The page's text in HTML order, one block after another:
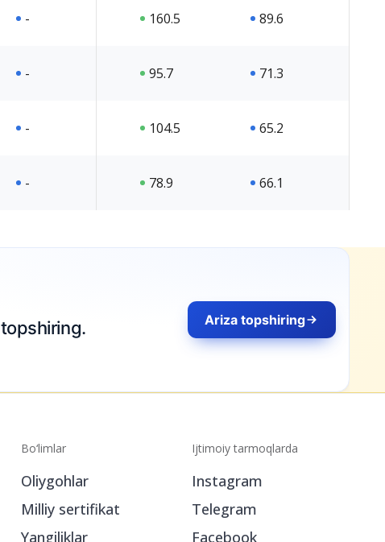
- 160.5 89.6
- 95.7 71.3
- 104.5 65.2
- 78.9 66.1
Ariza topshiring
Bo‘limlar
Oliygohlar
Milliy sertifikat
Yangiliklar
Ijtimoiy tarmoqlarda
Instagram
Telegram
Facebook